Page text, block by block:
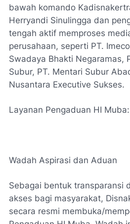
bawah komando
Herryandi Sinulingga dan
tengah aktif memproses
perusahaan, seperti PT.
Swadaya Bhakti Negaramas,
Subur, PT. Mentari Subur
Nusantara Executive Sukses.
Layanan Pengaduan HI Muba:
Wadah Aspirasi dan Aduan
Sebagai bentuk transparansi
akses bagi masyarakat,
secara resmi membuka/